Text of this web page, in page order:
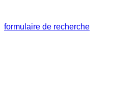
formulaire de recherche